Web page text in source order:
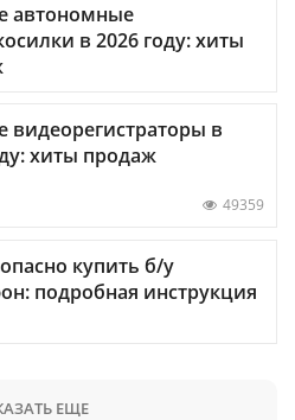
автономные
в 2026 году: хиты
в
хиты продаж
49359
купить б/у
подробная инструкция
ЕЩЕ